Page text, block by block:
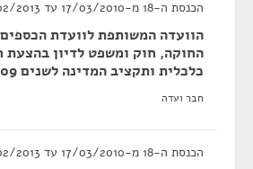
הכנסת ה-18 מ-17/03/2010 עד 05/02/2013
הוועדה המשותפת לוועדת
החוקה, חוק ומשפט לדיון בהצעת
כלכלית ותקציב המדינה לשנים 2009 - 2010
חבר ועדה
הכנסת ה-18 מ-17/03/2010 עד 05/02/2013